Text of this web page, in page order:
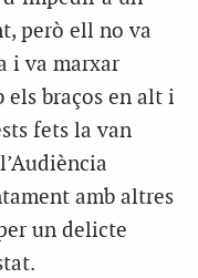
però ell no va
i va marxar
els braços en alt i
fets la van
amb altres
un delicte